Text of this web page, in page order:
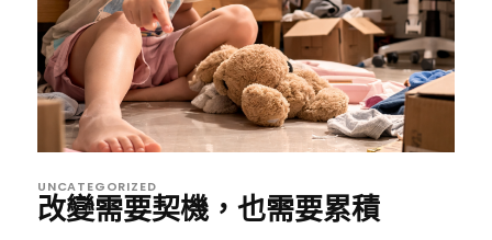
UNCATEGORIZED
改變需要契機，也需要累積